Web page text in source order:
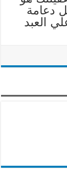
دعامة
العبد